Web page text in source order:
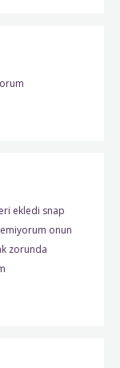
ekledi snap
onun
zorunda